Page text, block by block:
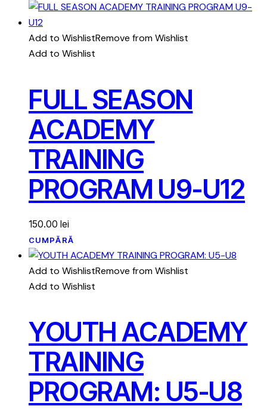
Add to WishlistRemove from Wishlist
Add to Wishlist
FULL SEASON
ACADEMY
TRAINING
PROGRAM U9-U12
150.00 lei
CUMPĂRĂ
Add to WishlistRemove from Wishlist
Add to Wishlist
YOUTH ACADEMY
TRAINING
PROGRAM: U5-U8